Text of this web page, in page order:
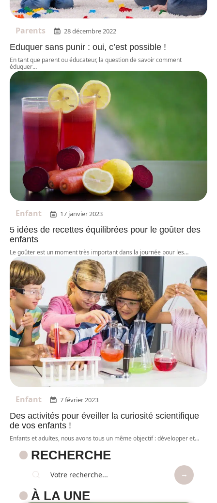
Parents 28 décembre 2022
Eduquer sans punir : oui, c’est possible !
En tant que parent ou éducateur, la question de savoir comment
éduquer…
Enfant 17 janvier 2023
5 idées de recettes équilibrées pour le goûter des
enfants
Le goûter est un moment très important dans la journée pour les…
Enfant 7 février 2023
Des activités pour éveiller la curiosité scientifique
de vos enfants !
Enfants et adultes, nous avons tous un même objectif : développer et…
RECHERCHE
À LA UNE